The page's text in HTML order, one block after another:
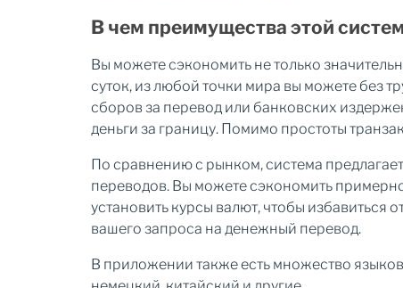
В чем преимущества этой
Вы можете сэкономить не только
суток, из любой точки мира вы можете без
сборов за перевод или банковских
деньги за границу. Помимо простоты
По сравнению с рынком, система
переводов. Вы можете сэкономить
установить курсы валют, чтобы избавиться
вашего запроса на денежный перевод.
В приложении также есть множество